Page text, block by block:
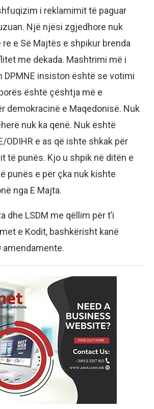
i reklamimit të paguar
Një njësi zgjedhore nuk
e Së Majtës e shpikur brenda
me dekada. Mashtrimi më i
DPMNE insiston është se votimi
është çështja më e
demokracinë e Maqedonisë. Nuk
nuk ka qenë. Nuk është
ODIHR e as që ishte shkak për
të punës. Kjo u shpik në ditën e
punës e për çka nuk kishte
nga E Majta.
dhe LSDM me qëllim për t’i
e Kodit, bashkërisht kanë
amendamente.